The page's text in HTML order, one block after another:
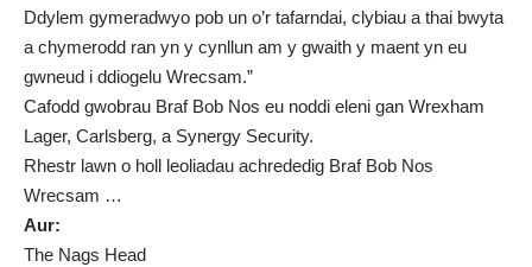
Ddylem gymeradwyo pob un o’r tafarndai, clybiau a thai bwyta
a chymerodd ran yn y cynllun am y gwaith y maent yn eu
gwneud i ddiogelu Wrecsam.”
Cafodd gwobrau Braf Bob Nos eu noddi eleni gan Wrexham
Lager, Carlsberg, a Synergy Security.
Rhestr lawn o holl leoliadau achrededig Braf Bob Nos
Wrecsam …
Aur:
The Nags Head